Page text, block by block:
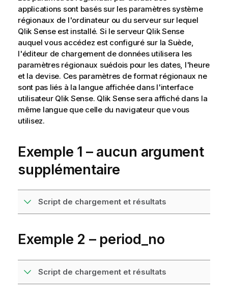
applications sont basés sur les paramètres système
régionaux de l'ordinateur ou du serveur sur lequel
Qlik Senseest installé. Si le serveur Qlik Sense
auquel vous accédez est configuré sur la Suède,
l'éditeur de chargement de données utilisera les
paramètres régionaux suédois pour les dates, l'heure
et la devise. Ces paramètres de format régionaux ne
sont pas liés à la langue affichée dans l'interface
utilisateur Qlik Sense. Qlik Sensesera affiché dans la
même langue que celle du navigateur que vous
utilisez.
Exemple 1 – aucun argument
supplémentaire
Script de chargement et résultats
Exemple 2 – period_no
Script de chargement et résultats